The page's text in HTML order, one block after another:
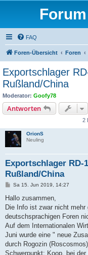
FAQ
Foren-Übersicht Foren
Exportschlager
Rußland/China
Moderator: Goofy78
Antworten
2
OrionS
Neuling
Exportschlager RD-
Rußland/China
B
i
r
a
Sa 15. Jun 2019, 14:27
Hallo zusammen,
Die Info ist zwar nicht
deutschsprachigen Foren
Auf dem Internationalen
Juni wurde eine " neue
durch Rogozin
Schwerpunkt: Koop. bei